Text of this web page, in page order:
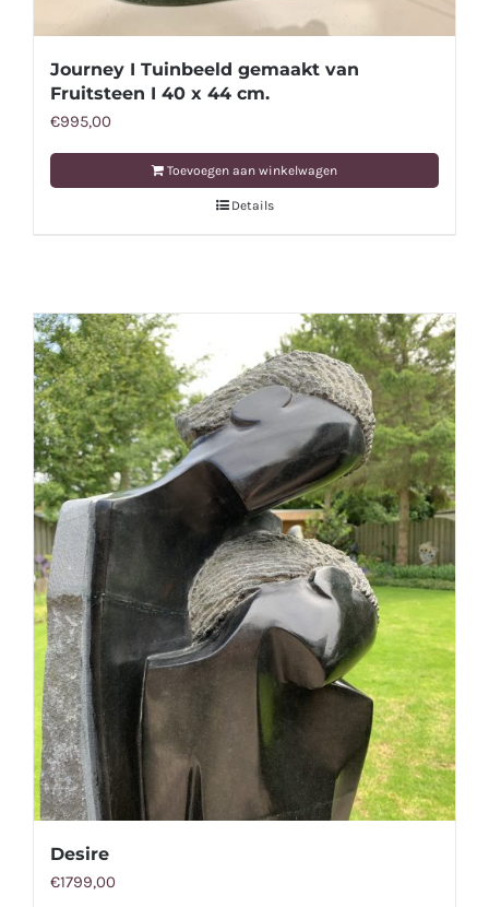
Journey I Tuinbeeld gemaakt van
Fruitsteen I 40 x 44 cm.
€995,00
Toevoegen aan winkelwagen
Details
Desire
€1799,00